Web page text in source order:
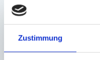
Zustimmung